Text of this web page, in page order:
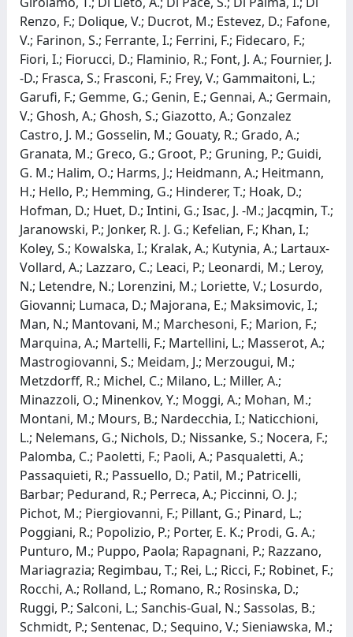
Renzo, F.; Dolique, V.; Ducrot, M.; Estevez, D.; Fafone,
V.; Farinon, S.; Ferrante, I.; Ferrini, F.; Fidecaro, F.;
Fiori, I.; Fiorucci, D.; Flaminio, R.; Font, J. A.; Fournier, J.
-D.; Frasca, S.; Frasconi, F.; Frey, V.; Gammaitoni, L.;
Garufi, F.; Gemme, G.; Genin, E.; Gennai, A.; Germain,
V.; Ghosh, A.; Ghosh, S.; Giazotto, A.; Gonzalez
Castro, J. M.; Gosselin, M.; Gouaty, R.; Grado, A.;
Granata, M.; Greco, G.; Groot, P.; Gruning, P.; Guidi,
G. M.; Halim, O.; Harms, J.; Heidmann, A.; Heitmann,
H.; Hello, P.; Hemming, G.; Hinderer, T.; Hoak, D.;
Hofman, D.; Huet, D.; Intini, G.; Isac, J. -M.; Jacqmin, T.;
Jaranowski, P.; Jonker, R. J. G.; Kefelian, F.; Khan, I.;
Koley, S.; Kowalska, I.; Kralak, A.; Kutynia, A.; Lartaux-
Vollard, A.; Lazzaro, C.; Leaci, P.; Leonardi, M.; Leroy,
N.; Letendre, N.; Lorenzini, M.; Loriette, V.; Losurdo,
Giovanni; Lumaca, D.; Majorana, E.; Maksimovic, I.;
Man, N.; Mantovani, M.; Marchesoni, F.; Marion, F.;
Marquina, A.; Martelli, F.; Martellini, L.; Masserot, A.;
Mastrogiovanni, S.; Meidam, J.; Merzougui, M.;
Metzdorff, R.; Michel, C.; Milano, L.; Miller, A.;
Minazzoli, O.; Minenkov, Y.; Moggi, A.; Mohan, M.;
Montani, M.; Mours, B.; Nardecchia, I.; Naticchioni,
L.; Nelemans, G.; Nichols, D.; Nissanke, S.; Nocera, F.;
Palomba, C.; Paoletti, F.; Paoli, A.; Pasqualetti, A.;
Passaquieti, R.; Passuello, D.; Patil, M.; Patricelli,
Barbar; Pedurand, R.; Perreca, A.; Piccinni, O. J.;
Pichot, M.; Piergiovanni, F.; Pillant, G.; Pinard, L.;
Poggiani, R.; Popolizio, P.; Porter, E. K.; Prodi, G. A.;
Punturo, M.; Puppo, Paola; Rapagnani, P.; Razzano,
Mariagrazia; Regimbau, T.; Rei, L.; Ricci, F.; Robinet, F.;
Rocchi, A.; Rolland, L.; Romano, R.; Rosinska, D.;
Ruggi, P.; Salconi, L.; Sanchis-Gual, N.; Sassolas, B.;
Schmidt, P.; Sentenac, D.; Sequino, V.; Sieniawska, M.;